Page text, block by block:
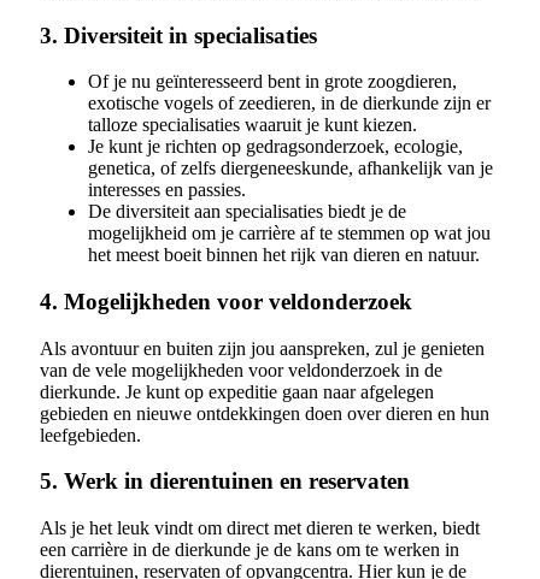
3. Diversiteit in specialisaties
Of je nu geïnteresseerd bent in grote zoogdieren,
exotische vogels of zeedieren, in de dierkunde zijn er
talloze specialisaties waaruit je kunt kiezen.
Je kunt je richten op gedragsonderzoek, ecologie,
genetica, of zelfs diergeneeskunde, afhankelijk van je
interesses en passies.
De diversiteit aan specialisaties biedt je de
mogelijkheid om je carrière af te stemmen op wat jou
het meest boeit binnen het rijk van dieren en natuur.
4. Mogelijkheden voor veldonderzoek
Als avontuur en buiten zijn jou aanspreken, zul je genieten
van de vele mogelijkheden voor veldonderzoek in de
dierkunde. Je kunt op expeditie gaan naar afgelegen
gebieden en nieuwe ontdekkingen doen over dieren en hun
leefgebieden.
5. Werk in dierentuinen en reservaten
Als je het leuk vindt om direct met dieren te werken, biedt
een carrière in de dierkunde je de kans om te werken in
dierentuinen, reservaten of opvangcentra. Hier kun je de